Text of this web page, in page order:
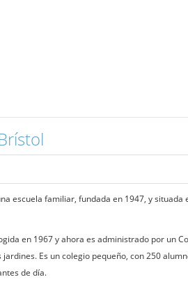
escuela familiar, fundada en 1947, y
en 1967 y ahora es administrado por un
Es un colegio pequeño, con 250
de día.